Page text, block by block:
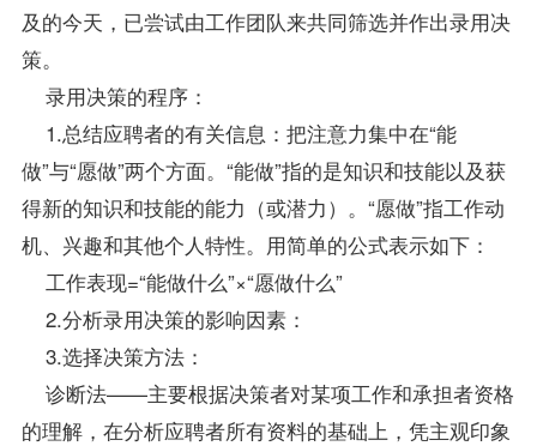
及的今天，已尝试由工作团队来共同筛选并作出录用决
策。
录用决策的程序：
1.总结应聘者的有关信息：把注意力集中在“能
做”与“愿做”两个方面。“能做”指的是知识和技能以及获
得新的知识和技能的能力（或潜力）。“愿做”指工作动
机、兴趣和其他个人特性。用简单的公式表示如下：
工作表现=“能做什么”×“愿做什么”
2.分析录用决策的影响因素：
3.选择决策方法：
诊断法——主要根据决策者对某项工作和承担者资格
的理解，在分析应聘者所有资料的基础上，凭主观印象